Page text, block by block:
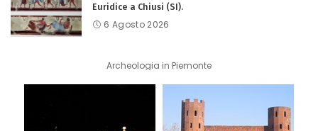
Euridice a Chiusi (SI).
6 Agosto 2026
Archeologia in Piemonte